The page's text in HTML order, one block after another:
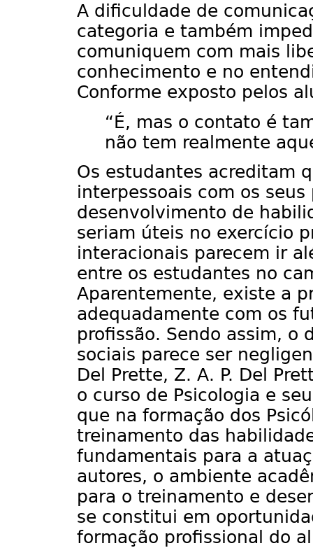
A dificuldade de
categoria e também
comuniquem com mais
conhecimento e no
Conforme exposto pelos
“É, mas o contato é
não tem realmente
Os estudantes acreditam
interpessoais com os
desenvolvimento de
seriam úteis no exercício
interacionais parecem ir
entre os estudantes no
Aparentemente, existe a
adequadamente com os
profissão. Sendo assim, o
sociais parece ser
Del Prette, Z. A. P. Del
o curso de Psicologia e
que na formação dos
treinamento das
fundamentais para a
autores, o ambiente
para o treinamento e
se constitui em
formação profissional do